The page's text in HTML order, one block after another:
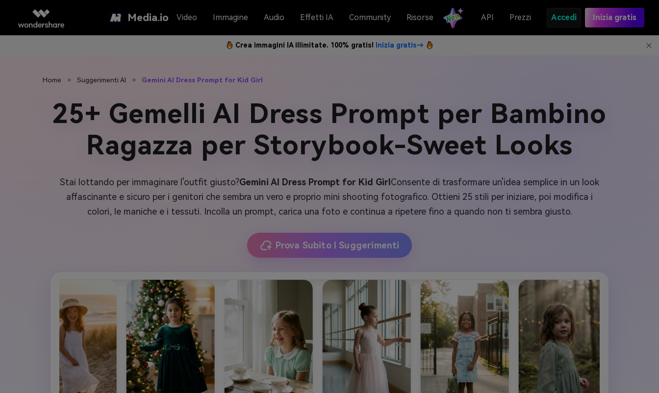
Media.io Video Immagine Audio Effetti IA Community Risorse API Prezzi Accedi Inizia gratis
Crea immagini IA illimitate. 100% gratis! Inizia gratis→
Home > Suggerimenti AI > Gemini AI Dress Prompt for Kid Girl
25+ Gemelli AI Dress Prompt per Bambino
Ragazza per Storybook-Sweet Looks
Stai lottando per immaginare l'outfit giusto?Gemini AI Dress Prompt for Kid Girl Consente di trasformare un'idea semplice in un look
affascinante e sicuro per i genitori che sembra un vero e proprio mini shooting fotografico. Ottieni 25 stili per iniziare, poi modifica i
colori, le maniche e i tessuti. Incolla un prompt, carica una foto e continua a ripetere fino a quando non ti sembra giusto.
Prova Subito I Suggerimenti